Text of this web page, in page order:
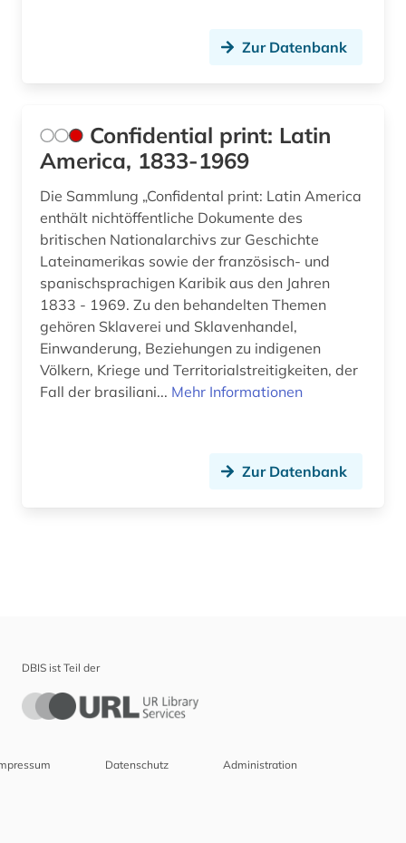
Zur Datenbank
Confidential print: Latin
America, 1833-1969
Die Sammlung „Confidental print: Latin America
enthält nichtöffentliche Dokumente des
britischen Nationalarchivs zur Geschichte
Lateinamerikas sowie der französisch- und
spanischsprachigen Karibik aus den Jahren
1833 - 1969. Zu den behandelten Themen
gehören Sklaverei und Sklavenhandel,
Einwanderung, Beziehungen zu indigenen
Völkern, Kriege und Territorialstreitigkeiten, der
Fall der brasiliani... Mehr Informationen
Zur Datenbank
DBIS ist Teil der
Datenschutz Administration